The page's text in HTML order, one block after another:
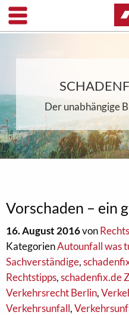
Der unabhängige
Vorschaden – ein
16. August 2016von
KategorienAutounfall was
Sachverständige,
Rechtstipps,schadenfix.de
Verkehrsrecht Berlin,
Verkehrsunfall,